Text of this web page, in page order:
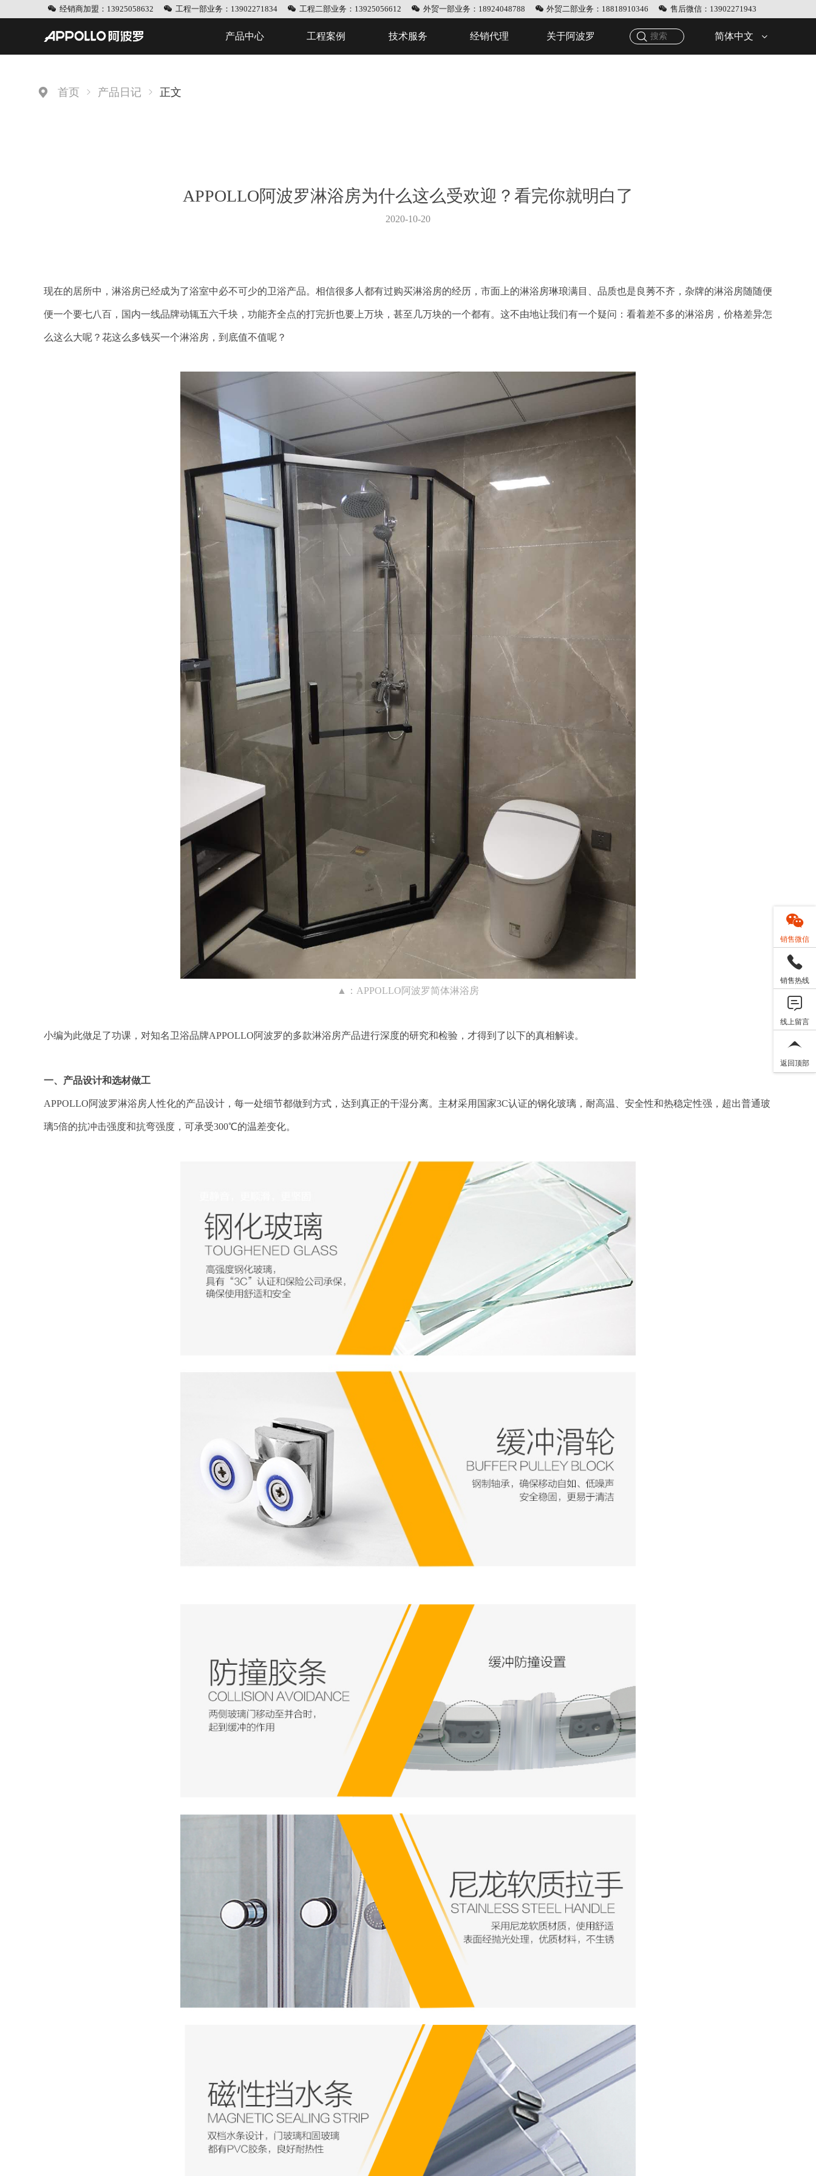
经销商加盟：13925058632 工程一部业务：13902271834 工程二部业务：13925056612 外贸一部业务：18924048788 外贸二部业务：18818910346 售后微信：13902271943
产品中心 工程案例 技术服务 经销代理 关于阿波罗 简体中文
首页 产品日记 正文
APPOLLO阿波罗淋浴房为什么这么受欢迎？看完你就明白了
2020-10-20
现在的居所中，淋浴房已经成为了浴室中必不可少的卫浴产品。相信很多人都有过购买淋浴房的经历，市面上的淋浴房琳琅满目、品质也是良莠不齐，杂牌的淋浴房随随便
便一个要七八百，国内一线品牌动辄五六千块，功能齐全点的打完折也要上万块，甚至几万块的一个都有。这不由地让我们有一个疑问：看着差不多的淋浴房，价格差异怎
么这么大呢？花这么多钱买一个淋浴房，到底值不值呢？
▲：APPOLLO阿波罗简体淋浴房
小编为此做足了功课，对知名卫浴品牌APPOLLO阿波罗的多款淋浴房产品进行深度的研究和检验，才得到了以下的真相解读。
一、产品设计和选材做工
APPOLLO阿波罗淋浴房人性化的产品设计，每一处细节都做到方式，达到真正的干湿分离。主材采用国家3C认证的钢化玻璃，耐高温、安全性和热稳定性强，超出普通玻
璃5倍的抗冲击强度和抗弯强度，可承受300℃的温差变化。
销售微信
销售热线
线上留言
返回顶部